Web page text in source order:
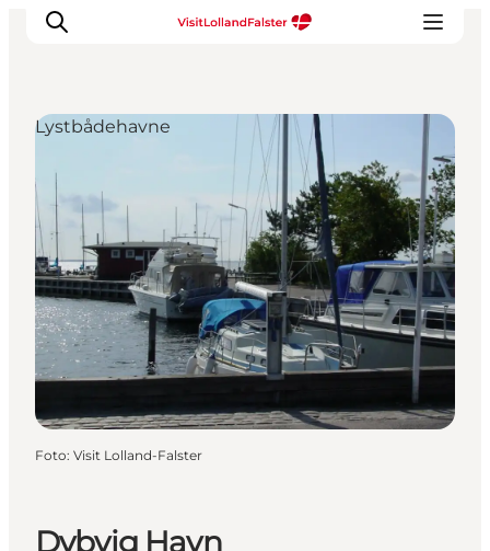
Oplevelser
I naturen
For børn
Kultur
Gastronomi
Planlæg din ferie
Dybvig Havn
Lystbådehavne
Foto: Visit Lolland-Falster